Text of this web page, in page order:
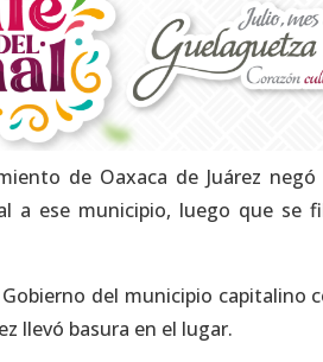
de Oaxaca de Juárez
a ese municipio, luego que se
del municipio capitalino
llevó basura en el lugar.